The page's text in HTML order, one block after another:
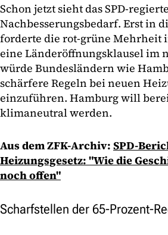
Schon jetzt sieht das SPD-
Nachbesserungsbedarf. Erst in
forderte die rot-grüne Mehrheit
eine Länderöffnungsklausel im
würde Bundesländern wie
schärfere Regeln bei neuen
einzuführen. Hamburg will
klimaneutral werden.
Aus dem ZFK-Archiv: SPD-
Heizungsgesetz: "Wie die
noch offen"
Scharfstellen der 65-Prozent-